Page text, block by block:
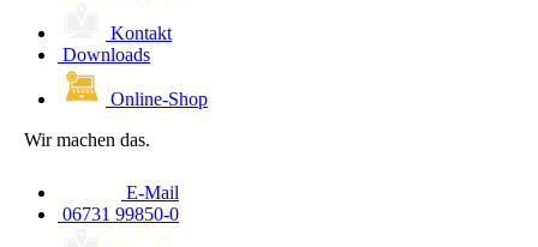
Kontakt
Downloads
Online-Shop
Wir machen das.
E-Mail
06731 99850-0